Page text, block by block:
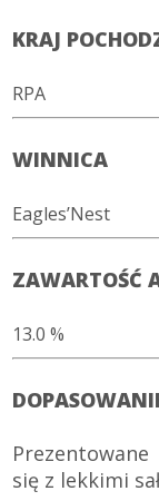
KRAJ
RPA
WINNICA
Eagles’Nest
ZAWARTOŚĆ
13.0 %
się z lekkimi